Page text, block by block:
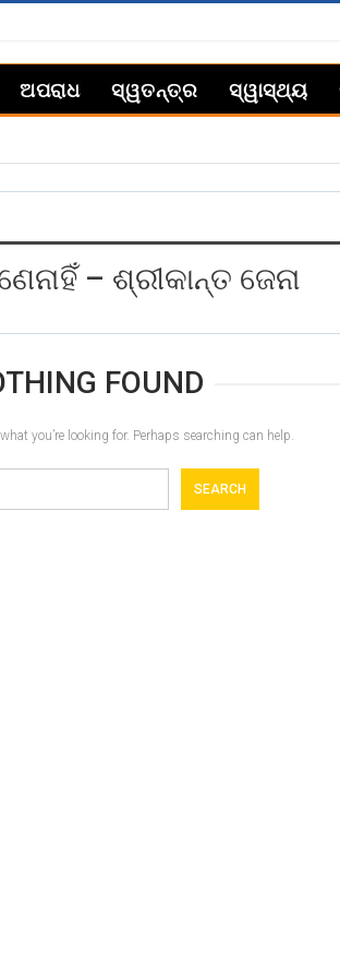
ଅପରାଧ ସ୍ୱତନ୍ତ୍ର ସ୍ୱାସ୍ଥ୍ୟ
– ଶ୍ରୀକାନ୍ତ ଜେନା
FOUND
you’re looking for. Perhaps searching can help.